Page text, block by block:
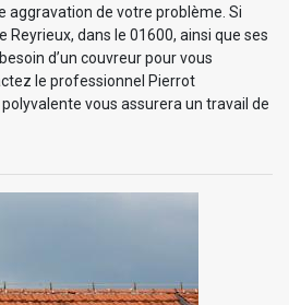
aggravation de votre problème. Si
Reyrieux, dans le 01600, ainsi que ses
d’un couvreur pour vous
le professionnel Pierrot
vous assurera un travail de